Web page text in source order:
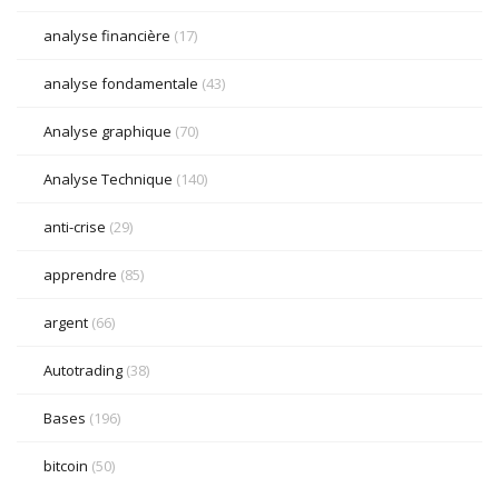
analyse financière (17)
analyse fondamentale (43)
Analyse graphique (70)
Analyse Technique (140)
anti-crise (29)
apprendre (85)
argent (66)
Autotrading (38)
Bases (196)
bitcoin (50)